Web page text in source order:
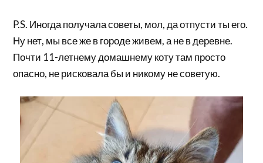
P.S. Иногда получала советы, мол, да отпусти ты его.
Ну нет, мы все же в городе живем, а не в деревне.
Почти 11-летнему домашнему коту там просто
опасно, не рисковала бы и никому не советую.